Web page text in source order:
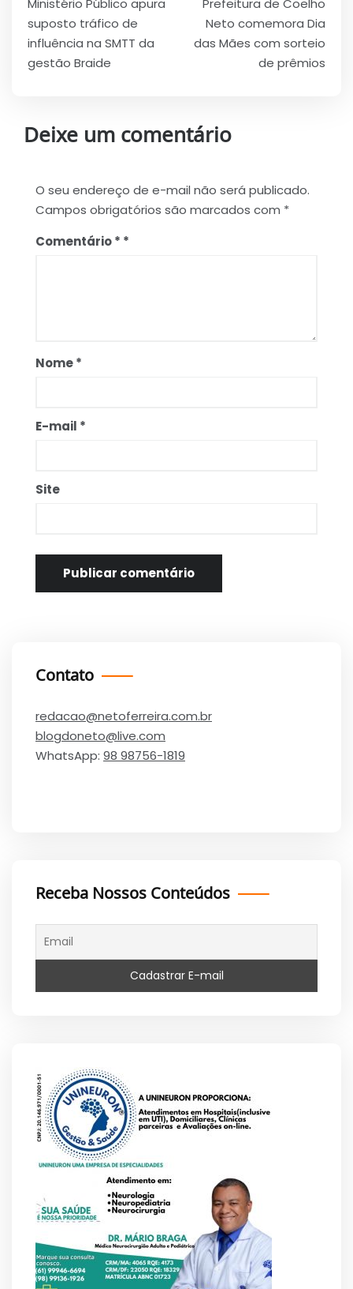
de
Post
suposto tráfico de
influência na SMTT da
gestão Braide
Neto comemora Dia
das Mães com sorteio
de prêmios
Deixe um comentário
O seu endereço de e-mail não será publicado.
Campos obrigatórios são marcados com *
Comentário*
Nome*
E-mail *
Site
Contato
redacao@netoferreira.com.br
blogdoneto@live.com
WhatsApp: 98 98756-1819
Receba Nossos Conteúdos